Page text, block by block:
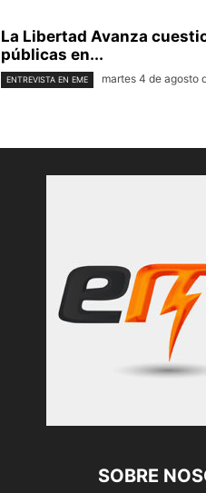
La Libertad Avanza
públicas en...
ENTREVISTA EN EME martes 4 de agosto
SOBRE